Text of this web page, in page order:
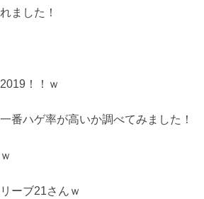
ました！
！！ｗ
番ハゲ率が高いか調べてみました！
ーブ21さんｗ